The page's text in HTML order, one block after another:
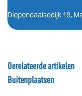
Diependaalsedijk 19,
Gerelateerde artikelen
Buitenplaatsen